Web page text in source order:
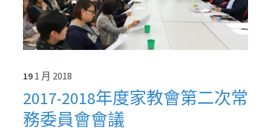
19 1 月 2018
2017-2018年度家教會第二次常
務委員會會議